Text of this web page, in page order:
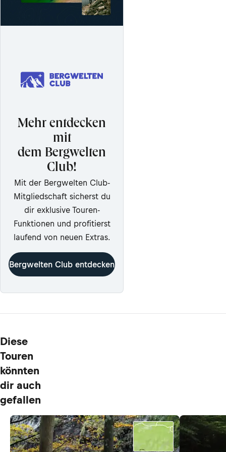
Mehr entdecken
mit
dem Bergwelten
Club!
Mit der Bergwelten Club-
Mitgliedschaft sicherst du
dir exklusive Touren-
Funktionen und profitierst
laufend von neuen Extras.
Bergwelten Club entdecken
Diese
Touren
könnten
dir auch
gefallen